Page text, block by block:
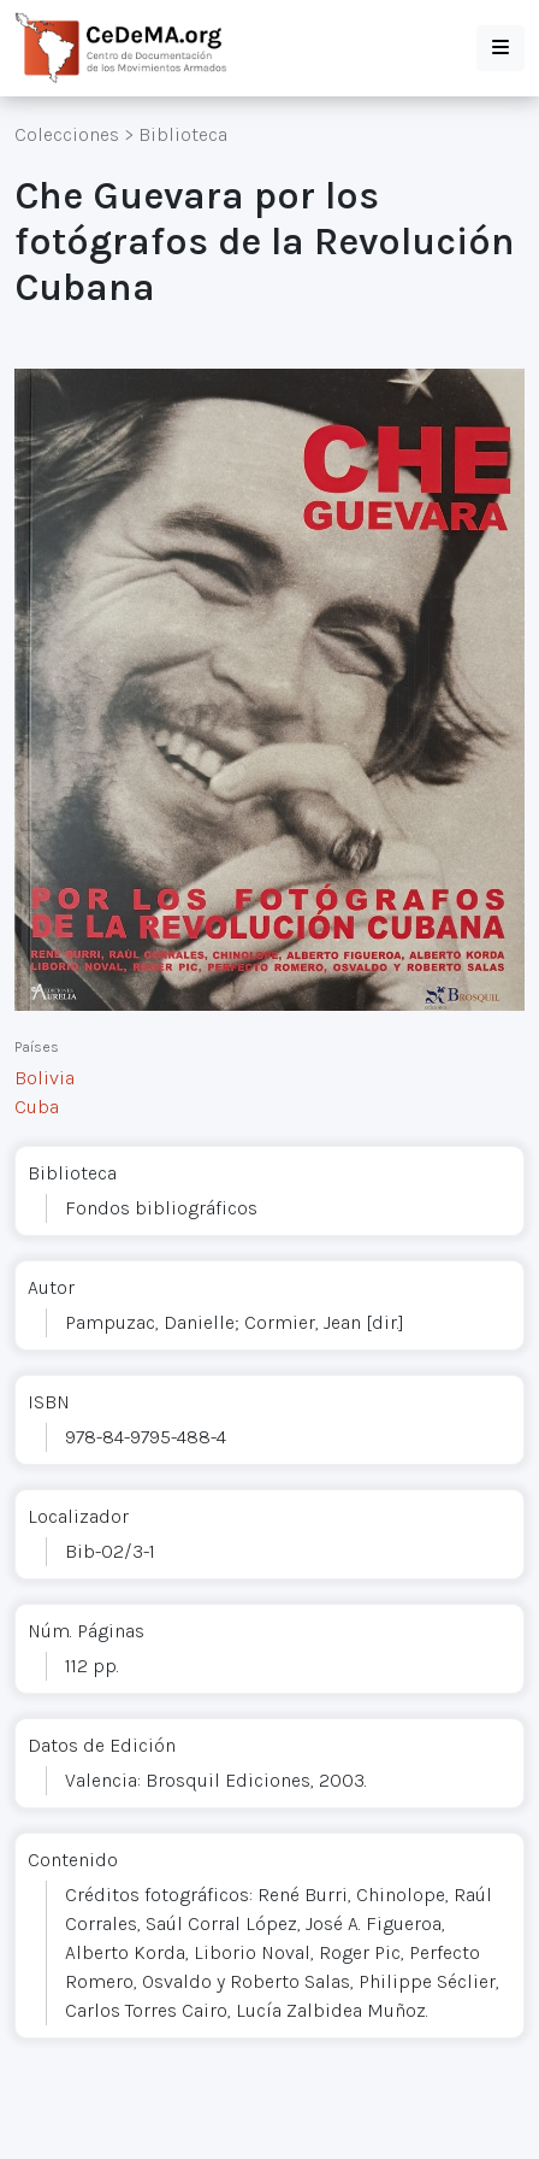
Colecciones > Biblioteca
Che Guevara por los
fotógrafos de la Revolución
Cubana
Países
Bolivia
Cuba
Biblioteca
Fondos bibliográficos
Autor
Pampuzac, Danielle; Cormier, Jean [dir.]
ISBN
978-84-9795-488-4
Localizador
Bib-02/3-1
Núm. Páginas
112 pp.
Datos de Edición
Valencia: Brosquil Ediciones, 2003.
Contenido
Créditos fotográficos: René Burri, Chinolope, Raúl
Corrales, Saúl Corral López, José A. Figueroa,
Alberto Korda, Liborio Noval, Roger Pic, Perfecto
Romero, Osvaldo y Roberto Salas, Philippe Séclier,
Carlos Torres Cairo, Lucía Zalbidea Muñoz.